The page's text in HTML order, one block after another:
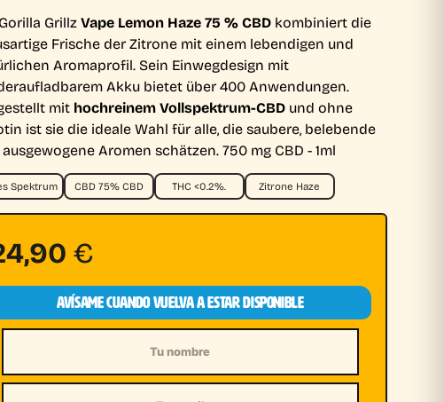
GrillzVape Lemon Haze 75 % CBDkombiniert die
Frische der Zitrone mit einem lebendigen und
Aromaprofil. Sein Einwegdesign mit
Akku bietet über 400 Anwendungen.
mit hochreinem Vollspektrum-CBDund ohne
ist sie die ideale Wahl für alle, die saubere, belebende
Aromen schätzen.750 mg CBD - 1ml
Spektrum CBD 75% CBD THC <0.2%. Zitrone Haze
€
AVÍSAME CUANDO VUELVA A ESTAR DISPONIBLE